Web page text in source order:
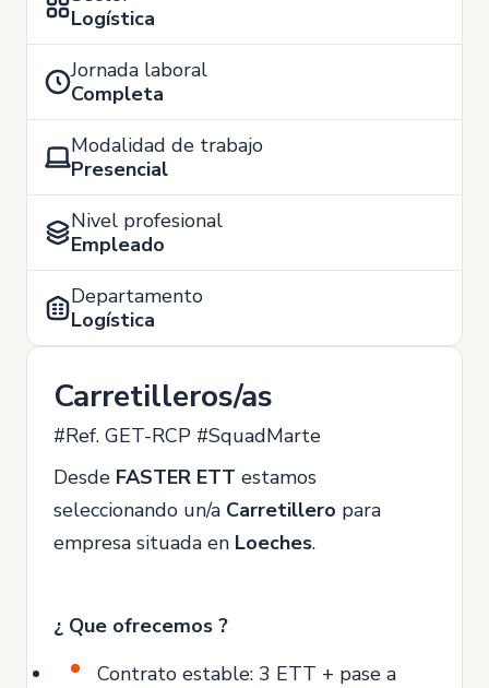
Logística
Jornada laboral
Completa
Modalidad de trabajo
Presencial
Nivel profesional
Empleado
Departamento
Logística
Carretilleros/as
#Ref. GET-RCP #SquadMarte
Desde FASTER ETT estamos
seleccionando un/a Carretillero para
empresa situada en Loeches.
¿ Que ofrecemos ?
Contrato estable: 3 ETT + pase a